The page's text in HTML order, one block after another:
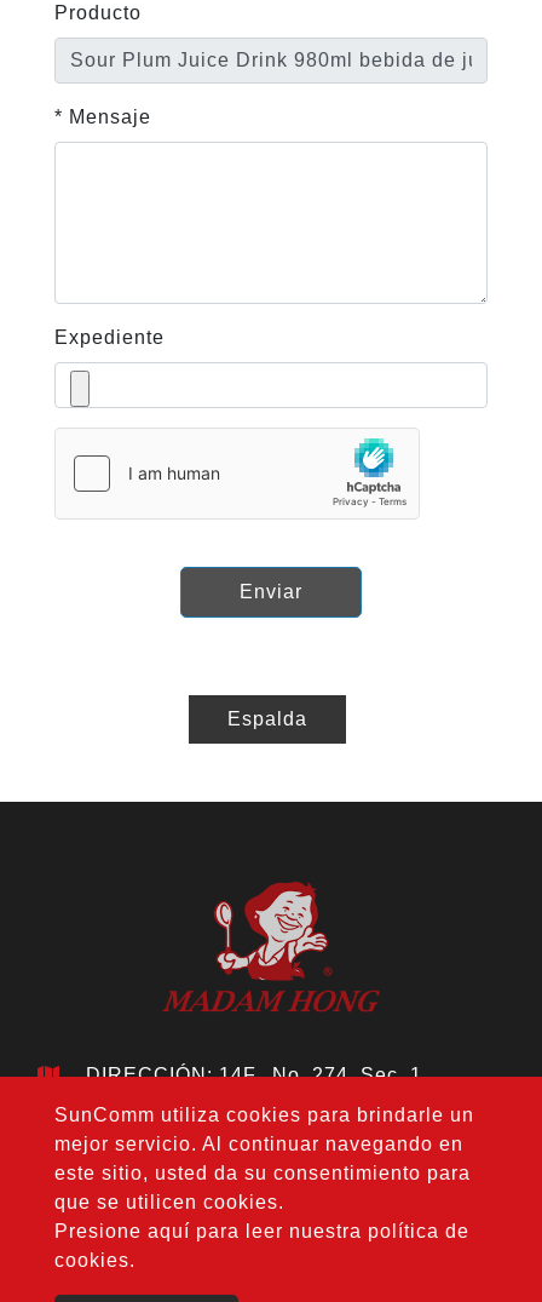
Producto
* Mensaje
Expediente
Enviar
Espalda
SunComm utiliza cookies para brindarle un
mejor servicio. Al continuar navegando en
este sitio, usted da su consentimiento para
que se utilicen cookies.
Presione aquí para leer nuestra política de
cookies.
DIRECCIÓN: 14F., No. 274, Sec. 1,
Wenxin Rd., Distrito Nantun, Ciudad de
Taichung 408, Taiwán
TELÉFONO:
+886-4-24728687
FAX: +886-4-24728688
CORREO:jouho.hdm@gmail.com